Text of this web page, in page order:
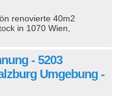
renovierte 40m2
in 1070 Wien,
- 5203
Umgebung -